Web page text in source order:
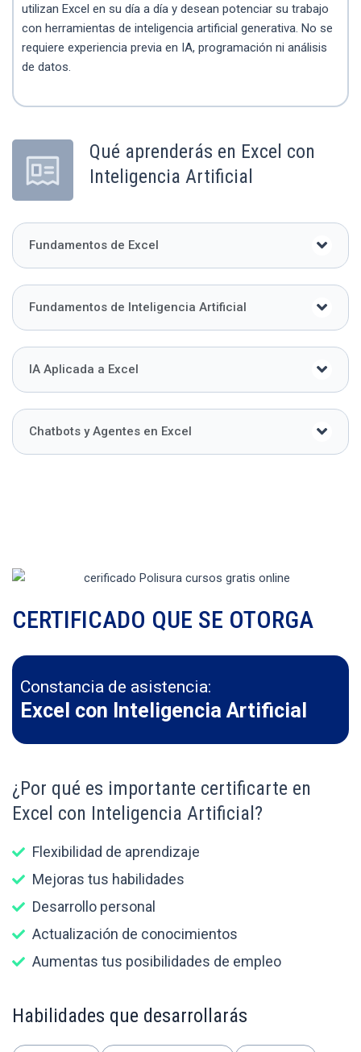
utilizan Excel en su día a día y desean potenciar su trabajo
con herramientas de inteligencia artificial generativa. No se
requiere experiencia previa en IA, programación ni análisis
de datos.
Qué aprenderás en Excel con
Inteligencia Artificial
Fundamentos de Excel
Fundamentos de Inteligencia Artificial
IA Aplicada a Excel
Chatbots y Agentes en Excel
CERTIFICADO QUE SE OTORGA
Constancia de asistencia:
Excel con Inteligencia Artificial
¿Por qué es importante certificarte en
Excel con Inteligencia Artificial?
Flexibilidad de aprendizaje
Mejoras tus habilidades
Desarrollo personal
Actualización de conocimientos
Aumentas tus posibilidades de empleo
Habilidades que desarrollarás